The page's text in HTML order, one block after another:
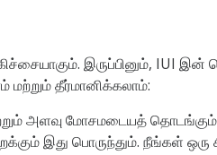
இருப்பினும், IUI
தீர்மானிக்கலாம்:
அளவு மோசமடையத்
இது பொருந்தும். நீங்கள் ஒரு